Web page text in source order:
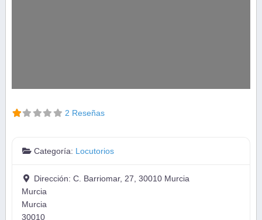
2 Reseñas
Categoría: Locutorios
Dirección:C. Barriomar, 27, 30010 Murcia
Murcia
Murcia
30010